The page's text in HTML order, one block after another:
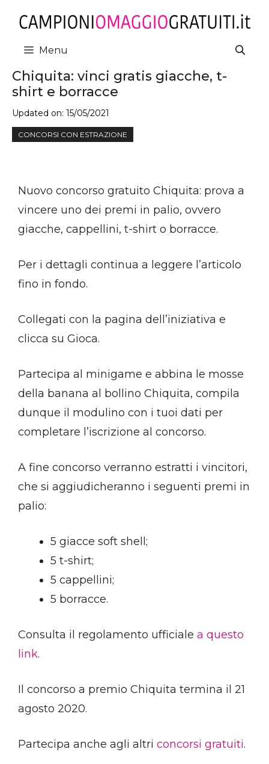
contenuto
Menu
Chiquita: vinci gratis giacche, t-
shirt e borracce
Updated on: 15/05/2021
CONCORSI CON ESTRAZIONE
Nuovo concorso gratuito Chiquita: prova a
vincere uno dei premi in palio, ovvero
giacche, cappellini, t-shirt o borracce.
Per i dettagli continua a leggere l’articolo
fino in fondo.
Collegati con la pagina dell’iniziativa e
clicca su Gioca.
Partecipa al minigame e abbina le mosse
della banana al bollino Chiquita, compila
dunque il modulino con i tuoi dati per
completare l’iscrizione al concorso.
A fine concorso verranno estratti i vincitori,
che si aggiudicheranno i seguenti premi in
palio:
5 giacce soft shell;
5 t-shirt;
5 cappellini;
5 borracce.
Consulta il regolamento ufficiale a questo
link.
Il concorso a premio Chiquita termina il 21
agosto 2020.
Partecipa anche agli altri concorsi gratuiti.